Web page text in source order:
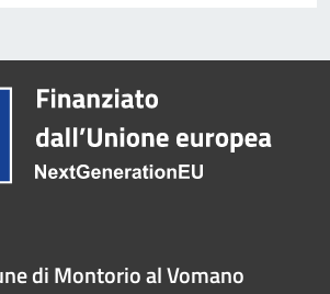
di Montorio al Vomano